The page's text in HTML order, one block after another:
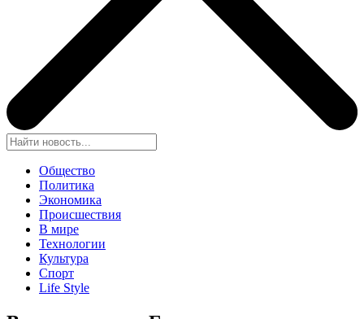
Общество
Политика
Экономика
Происшествия
В мире
Технологии
Культура
Спорт
Life Style